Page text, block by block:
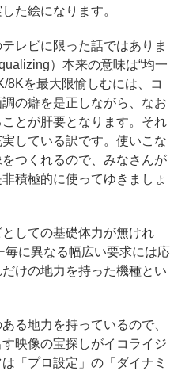
た絵になります。
レビに限った話ではありま
）本来の意味は“均一
8Kを最大限愉しむには、コ
の癖を是正しながら、なお
とが肝要となります。それ
している訳です。使いこな
つくれるので、みなさんが
積極的に使ってゆきましょ
しての基礎体力が無けれ
毎に異なる幅広い要求には応
けの地力を持った機種とい
る地力を持っているので、
映像の宝探しがイコライジ
「プロ設定」の「ダイナミ